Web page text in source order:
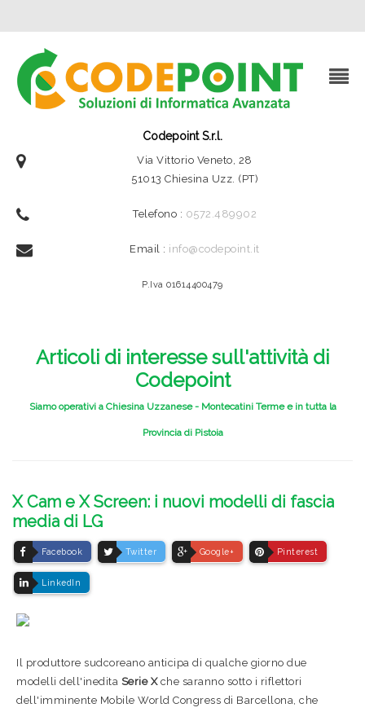
Codepoint S.r.l.
Via Vittorio Veneto, 28
51013 Chiesina Uzz. (PT)
Telefono : 0572.489902
Email : info@codepoint.it
P.Iva 01614400479
Articoli di interesse sull'attività di
Codepoint
Siamo operativi a Chiesina Uzzanese - Montecatini Terme e in tutta la
Provincia di Pistoia
X Cam e X Screen: i nuovi modelli di fascia
media di LG
Facebook Twitter Google+ Pinterest
LinkedIn
Il produttore sudcoreano anticipa di qualche giorno due
modelli dell'inedita Serie Xche saranno sotto i riflettori
dell'imminente Mobile World Congress di Barcellona, che